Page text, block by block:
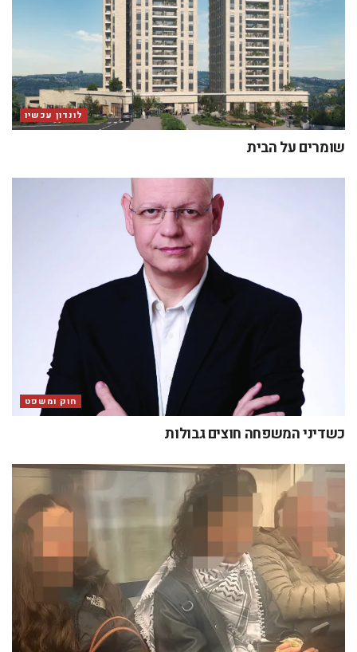
לונדון עכשיו
שומרים על הבית
חוק ומשפט
כשדיני המשפחה חוצים גבולות